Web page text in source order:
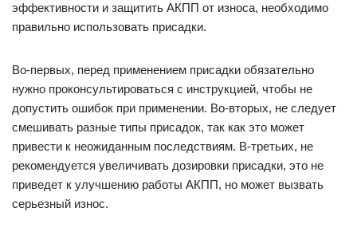
эффективности и защитить АКПП от износа, необходимо
правильно использовать присадки.
Во-первых, перед применением присадки обязательно
нужно проконсультироваться с инструкцией, чтобы не
допустить ошибок при применении. Во-вторых, не следует
смешивать разные типы присадок, так как это может
привести к неожиданным последствиям. В-третьих, не
рекомендуется увеличивать дозировки присадки, это не
приведет к улучшению работы АКПП, но может вызвать
серьезный износ.